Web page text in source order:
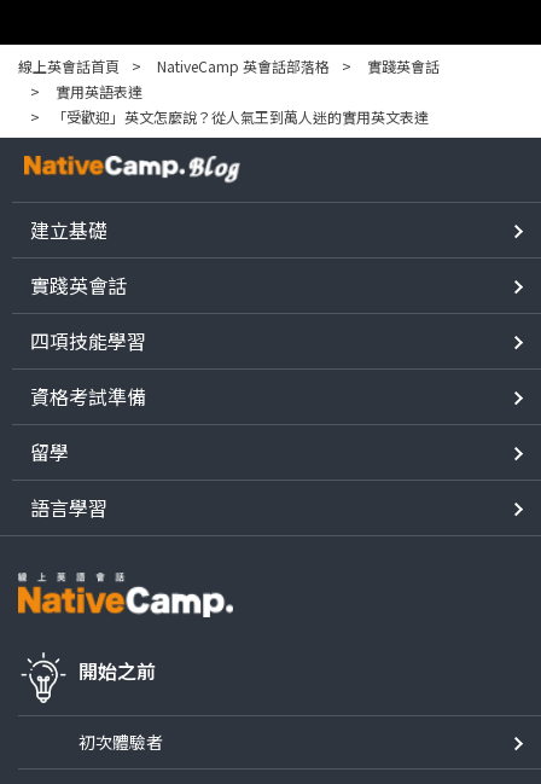
線上英會話首頁 NativeCamp 英會話部落格
實踐英會話
實用英語表達
「受歡迎」英文怎麼說？從人氣王到萬人迷的實用英文表達
建立基礎
實踐英會話
四項技能學習
資格考試準備
留學
語言學習
開始之前
初次體驗者